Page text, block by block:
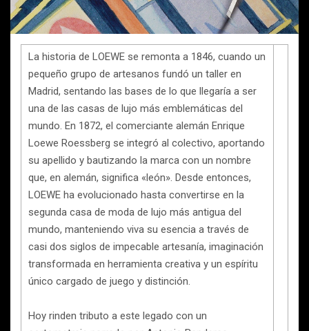
La historia de LOEWE se remonta a 1846, cuando un
pequeño grupo de artesanos fundó un taller en
Madrid, sentando las bases de lo que llegaría a ser
una de las casas de lujo más emblemáticas del
mundo. En 1872, el comerciante alemán Enrique
Loewe Roessberg se integró al colectivo, aportando
su apellido y bautizando la marca con un nombre
que, en alemán, significa «león». Desde entonces,
LOEWE ha evolucionado hasta convertirse en la
segunda casa de moda de lujo más antigua del
mundo, manteniendo viva su esencia a través de
casi dos siglos de impecable artesanía, imaginación
transformada en herramienta creativa y un espíritu
único cargado de juego y distinción.
Hoy rinden tributo a este legado con un